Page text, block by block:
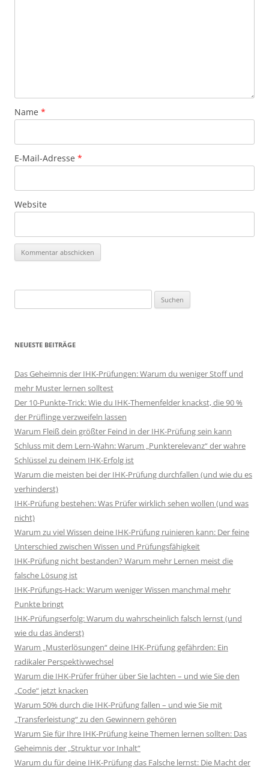
Name *
E-Mail-Adresse *
Website
nach:
NEUESTE BEITRÄGE
Das Geheimnis der IHK-Prüfungen: Warum du weniger Stoff und
mehr Muster lernen solltest
Der 10-Punkte-Trick: Wie du IHK-Themenfelder knackst, die 90 %
der Prüflinge verzweifeln lassen
Warum Fleiß dein größter Feind in der IHK-Prüfung sein kann
Schluss mit dem Lern-Wahn: Warum „Punkterelevanz“ der wahre
Schlüssel zu deinem IHK-Erfolg ist
Warum die meisten bei der IHK-Prüfung durchfallen (und wie du es
verhinderst)
IHK-Prüfung bestehen: Was Prüfer wirklich sehen wollen (und was
nicht)
Warum zu viel Wissen deine IHK-Prüfung ruinieren kann: Der feine
Unterschied zwischen Wissen und Prüfungsfähigkeit
IHK-Prüfung nicht bestanden? Warum mehr Lernen meist die
falsche Lösung ist
IHK-Prüfungs-Hack: Warum weniger Wissen manchmal mehr
Punkte bringt
IHK-Prüfungserfolg: Warum du wahrscheinlich falsch lernst (und
wie du das änderst)
Warum „Musterlösungen“ deine IHK-Prüfung gefährden: Ein
radikaler Perspektivwechsel
Warum die IHK-Prüfer früher über Sie lachten – und wie Sie den
„Code“ jetzt knacken
Warum 50% durch die IHK-Prüfung fallen – und wie Sie mit
„Transferleistung“ zu den Gewinnern gehören
Warum Sie für Ihre IHK-Prüfung keine Themen lernen sollten: Das
Geheimnis der „Struktur vor Inhalt“
Warum du für deine IHK-Prüfung das Falsche lernst: Die Macht der